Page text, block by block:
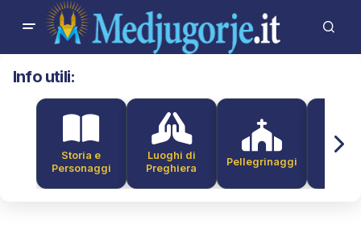
Info utili:
Storia e
Personaggi
Luoghi di
Preghiera
Pellegrinaggi